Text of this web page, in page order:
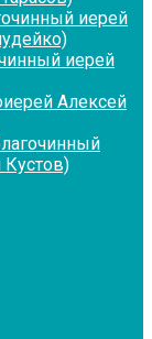
иерей
иерей
Алексей
Кустов)